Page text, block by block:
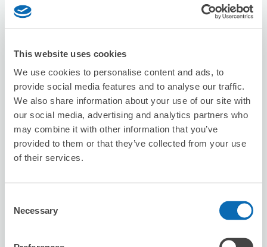
This website uses cookies
We use cookies to personalise content and ads, to
provide social media features and to analyse our traffic.
We also share information about your use of our site with
our social media, advertising and analytics partners who
may combine it with other information that you’ve
provided to them or that they’ve collected from your use
of their services.
Selection
Necessary
保管できる荷物数
スーツケースサイズ:50 バッグサイズ:50
空き時間
8/6木 8/7金 8/8土 8/9 日 8/10月 8/11火 8/12水
珈琲専科フーケ